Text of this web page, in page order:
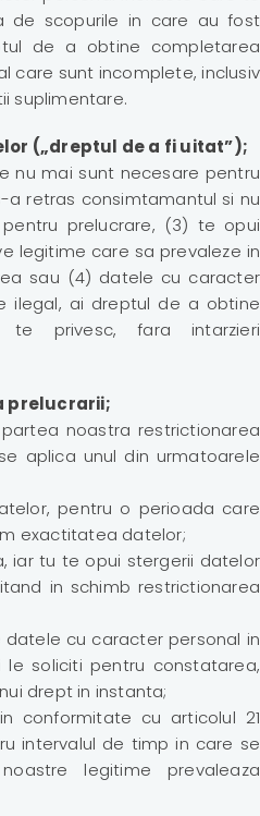
de scopurile in care au fost
de a obtine completarea
care sunt incomplete, inclusiv
suplimentare.
(„dreptul de a fi uitat”);
nu mai sunt necesare pentru
a retras consimtamantul si nu
prelucrare, (3) te opui
legitime care sa prevaleze in
sau (4) datele cu caracter
ilegal, ai dreptul de a obtine
te privesc, fara intarzieri
prelucrarii;
noastra restrictionarea
aplica unul din urmatoarele
pentru o perioada care
exactitatea datelor;
iar tu te opui stergerii datelor
in schimb restrictionarea
cu caracter personal in
le soliciti pentru constatarea,
drept in instanta;
conformitate cu articolul 21
intervalul de timp in care se
legitime prevaleaza